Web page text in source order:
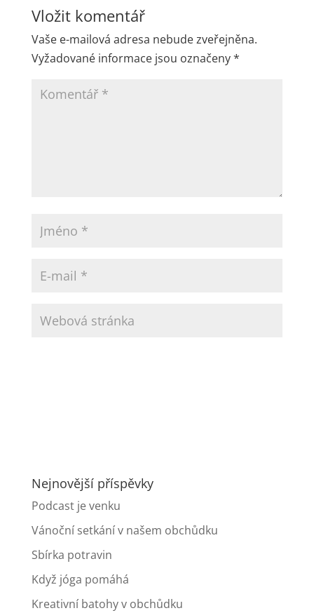
Vložit komentář
Vaše e-mailová adresa nebude zveřejněna.
Vyžadované informace jsou označeny*
Nejnovější příspěvky
Podcast je venku
Vánoční setkání v našem obchůdku
Sbírka potravin
Když jóga pomáhá
Kreativní batohy v obchůdku